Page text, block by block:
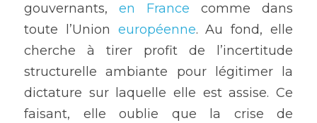
gouvernants, en France comme dans
toute l’Union européenne. Au fond, elle
cherche à tirer profit de l’incertitude
structurelle ambiante pour légitimer la
dictature sur laquelle elle est assise. Ce
faisant, elle oublie que la crise de